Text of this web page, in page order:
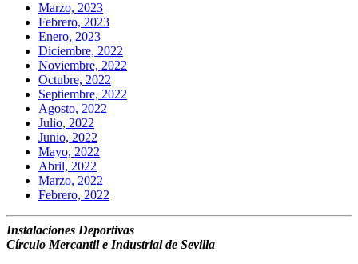
Marzo, 2023
Febrero, 2023
Enero, 2023
Diciembre, 2022
Noviembre, 2022
Octubre, 2022
Septiembre, 2022
Agosto, 2022
Julio, 2022
Junio, 2022
Mayo, 2022
Abril, 2022
Marzo, 2022
Febrero, 2022
Instalaciones Deportivas
Círculo Mercantil e Industrial de Sevilla